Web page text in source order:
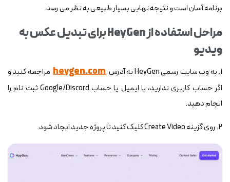
برنامه آسان است و نتیجه نهایی بسیار طبیعی به نظر می رسد.
مراحل استفاده از HeyGen برای تبدیل عکس به
ویدیو
1. به وب سایت رسمی HeyGen به آدرس heygen.com مراجعه کنید و
اگر حساب کاربری ندارید، با ایمیل یا حساب Google/Discord ثبت نام را
انجام دهید.
2. روی گزینه Create Video کلیک کنید تا پروژه جدید ایجاد شود.